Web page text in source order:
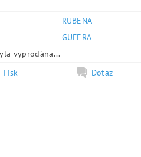
RUBENA
GUFERA
vyprodána...
Tisk
Dotaz